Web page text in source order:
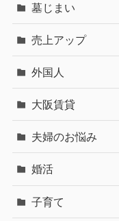
墓じまい
売上アップ
外国人
大阪賃貸
夫婦のお悩み
婚活
子育て